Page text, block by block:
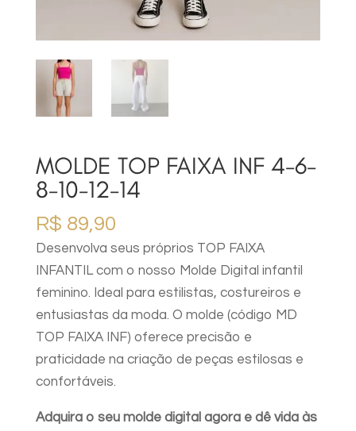
MOLDE TOP FAIXA INF 4-6-
8-10-12-14
R$ 89,90
Desenvolva seus próprios TOP FAIXA
INFANTIL com o nosso Molde Digital infantil
feminino. Ideal para estilistas, costureiros e
entusiastas da moda. O molde (código MD
TOP FAIXA INF) oferece precisão e
praticidade na criação de peças estilosas e
confortáveis.
Adquira o seu molde digital agora e dê vida às